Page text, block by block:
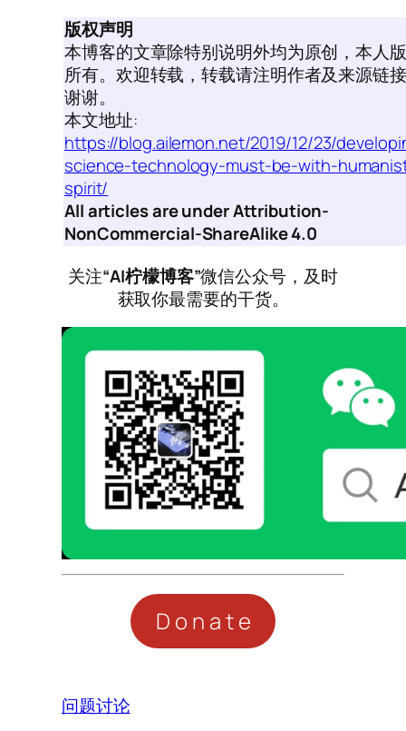
版权声明
本博客的文章除特别说明外均为原创，本人
所有。欢迎转载，转载请注明作者及来源链
谢谢。
本文地址:
https://blog.ailemon.net/2019/12/23/
science-technology-must-be-with-
spirit/
All articles are under Attribution-
NonCommercial-ShareAlike 4.0
关注“AI柠檬博客”微信公众号，及时
获取你最需要的干货。
Donate
问题讨论